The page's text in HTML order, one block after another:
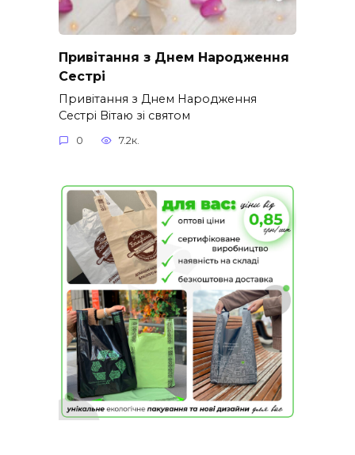
Привітання з Днем Народження
Сестрі
Привітання з Днем Народження
Сестрі Вітаю зі святом
0 7.2к.